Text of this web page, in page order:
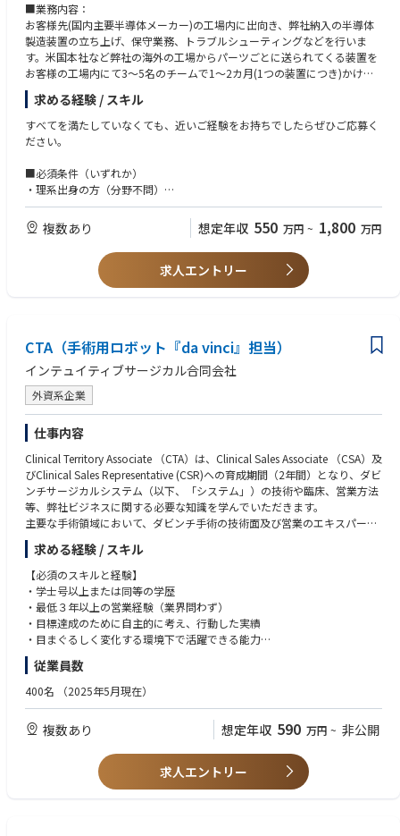
■業務内容：
お客様先(国内主要半導体メーカー)の工場内に出向き、弊社納入の半導体
製造装置の立ち上げ、保守業務、トラブルシューティングなどを行いま
す。米国本社など弊社の海外の工場からパーツごとに送られてくる装置を
お客様の工場内にて3～5名のチームで1～2カ月(1つの装置につき)かけて
セッティング(組立て)、基本性能の評価テストを実施し、本稼働までフォ
ローを行います。更に保守業務では定期メンテナンスサポートや装置のト
ラブル対応を行い、不具合発生時には、あらゆる角度から問題点を検証
し、的確なソリューションを提供します。
※米国が本社のため、メールにて英語で連絡をとって頂く可能性がありま
すが、翻訳機などを使いながらでの業務が可能でございますのでご安心く
■業務内容詳細
①カスタマーサポート、オンサイト業務：
・新規納入装置の立ち上げ：据え付け、組み立て、調整、性能確認
エスカレーション対応：
・国内テクニカルグループへのエスカレーションレポート作成
・US含むサポート部隊と連携による解決策の立案、実行、顧客報告
②稼働装置改善に関するサポート：
プロジェクト参加、データ取得、アイディアの立案、装置性能改善品の評
価、展開
③次世代装置導入サポート：プロジェクト参加
・立ち上げ、調整、性能確認
・故障対応
・評価サポート：データ取得、改善等
・量産機対応向け準備：不具合点フィードバック、手順書作成、必要治具
等
④その他
・品質問題レポート、問題レポート等作成
・安全、品質問題防止のための事前検知レポート作成
・顧客向け定例会議の資料作成、説明等
■入社後の充実した研修
スキルやキャッチアップ状況に応じて1～2カ月の研修があります。その後
は、OJTでフォローとなります。半年後位を目途に、装置を触り始め、2年
後目途に独り立ちを頂くイメージです。
■出張について
北海道オフィス
北上サービスセンター
四日市テクノロジーセンター※四日市拠点のみ入社後1～2年目に研修の一
求める経験 / スキル
すべてを満たしていなくても、近いご経験をお持ちでしたらぜひご応募く
ださい。
■必須条件（いずれか）
・理系出身の方（分野不問）
・文系出身の方で、以下いずれかの実務経験をお持ちの方
サービスエンジニア、保全、製造、組立、加工、設備・装置の操作、トラ
ブルシューティング、品質管理、試験・評価、解析、機械いじりが伴う業
務、簡易プログラミング経験、顧客対応を含む技術系業務、ラインの管理
■歓迎条件（活かせる経験・知識）
機械／装置／設備のメンテナンス・保全経験
保全、組立、機械加工のご経験
検査装置を扱ったご経験
▼ 半導体・製造プロセス系
半導体製造装置メーカー、または半導体デバイスメーカーでの業務経験
生産技術、歩留まり改善、トラブル対応の経験
以下いずれかの製品・工程に関わった経験
Deposition（薄膜）
Etching（エッチング）
Wet Clean（洗浄）
PLP／パネル加工
▼ 電気・機械・設計・IT系
電気・機械図面、回路図、操作マニュアルの読解力
機械設計経験、CADの知識
電気設計、電気電子分野の知見
プログラミング経験（言語不問）
Linuxの知見
第二種電気主任技術者をお持ちの方
▼ コミュニケーション・調整力
顧客対応経験
社内外・多部門との連携、調整業務の経験
■語学スキルについて
英語の読み書きに抵抗がない方
（マニュアル理解、メール対応が中心。会話力は必須ではありません）
複数あり 想定年収 550 万円 ~ 1,800 万円
求人エントリー
CTA（手術用ロボット『da vinci』担当）
インテュイティブサージカル合同会社
外資系企業
仕事内容
Clinical Territory Associate （CTA）は、Clinical Sales Associate （CSA）及
びClinical Sales Representative (CSR)への育成期間（2年間）となり、ダビ
ンチサージカルシステム（以下、「システム」）の技術や臨床、営業方法
等、弊社ビジネスに関する必要な知識を学んでいただきます。
主要な手術領域において、ダビンチ手術の技術面及び営業のエキスパート
となるためのトレーニングを受け、配属されたエリアでの営業活動を通し
てシステム導入後の稼働率を最大化するサポートを行います。
基本的な職務
• 医師や医療スタッフに対して、ダビンチ手術テクノロジートレーニング
パスウェイ（初症例を実施される前に修了いただくことが必須となるトレ
ーニングプログラム）とスキルアップ過程について説明する。
• 医師や医療スタッフに対して、オンサイトトレーニング（実機を使用し
研修）を実施する。
• 担当施設全診療科のTR100トレーニング（ダビンチ執刀医が認定証取得
のために行うラボトレーニング）の練習を担当する。
• 医師や医療スタッフに対して、製品のデモンストレーションやインサー
ビス（製品の説明と実際にシステムを触りながら理解していただく）を主
• システムを使用した手術に立会い、製品の安全使用のためにサポートす
求める経験 / スキル
【必須のスキルと経験】
・学士号以上または同等の学歴
・最低３年以上の営業経験（業界問わず）
・目標達成のために自主的に考え、行動した実績
・目まぐるしく変化する環境下で活躍できる能力
・誠実さ、素直さを兼ね備え、責任感を持った行動ができる方
・MS Office（Excel/Word/PPT）の基礎的な知識
・日本語ネイティブ、もしくはN1相当レベル
【望ましいスキルと経験】
・医療業界、特に医療機器業界経験者
従業員数
400名 （2025年5月現在）
複数あり 想定年収 590 万円 ~ 非公開
求人エントリー